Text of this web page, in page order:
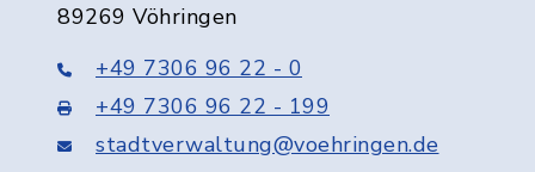
89269 Vöhringen
+49 7306 96 22 - 0
+49 7306 96 22 - 199
stadtverwaltung@voehringen.de